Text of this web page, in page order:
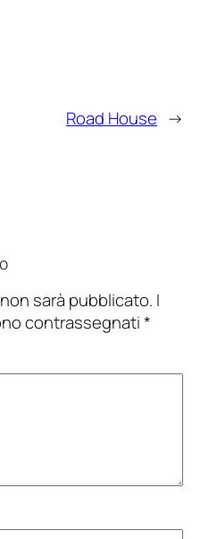
Road House →
sarà pubblicato. I
contrassegnati*